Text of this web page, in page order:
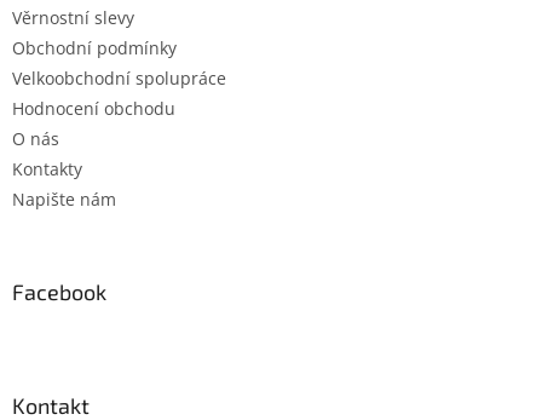
Věrnostní slevy
Obchodní podmínky
Velkoobchodní spolupráce
Hodnocení obchodu
O nás
Kontakty
Napište nám
Facebook
Kontakt